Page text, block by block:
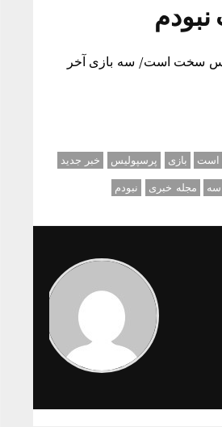
سخت است/ سه بازی آخر
است بازی پرسپولیس
خبر جدید
سه مجله خبری نبودم